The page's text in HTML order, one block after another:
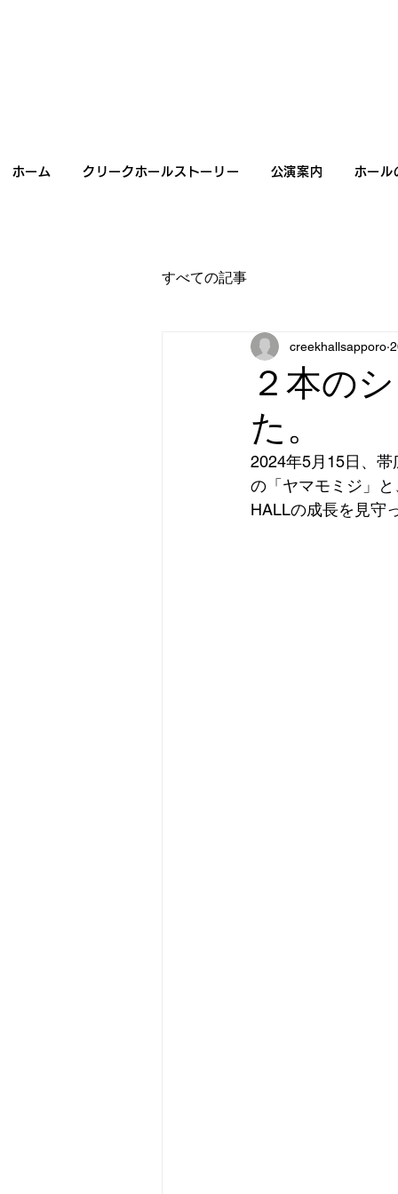
ホーム クリークホールストーリー 公演案内 ホール
すべての記事
２本の
た。
creekhallsapporo
2024年5月15日、
の「ヤマモミジ」
HALLの成長を見守